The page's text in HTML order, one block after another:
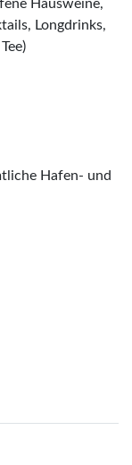
Hausweine,
Longdrinks,
Hafen- und